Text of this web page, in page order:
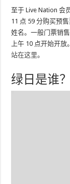
至于 Live Nation 会
11 点 59 分购买预
姓名。一般门票销
上午 10 点开始开
站在这里。
绿日是谁？